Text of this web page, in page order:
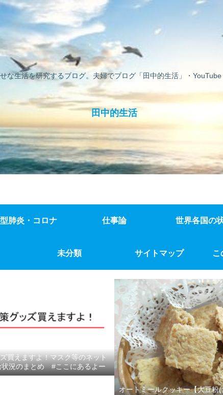
な生活を研究するブログ。夫婦でブログ「田中的生活」・YouTube
田中的生活
肺炎・コロナ 仕事論 世界各国の
未分類 サイトマップ こ
買えますよ！マスク等のネット
状況のまとめ #ここにあるよー
オートミールクッキー【大豆粉